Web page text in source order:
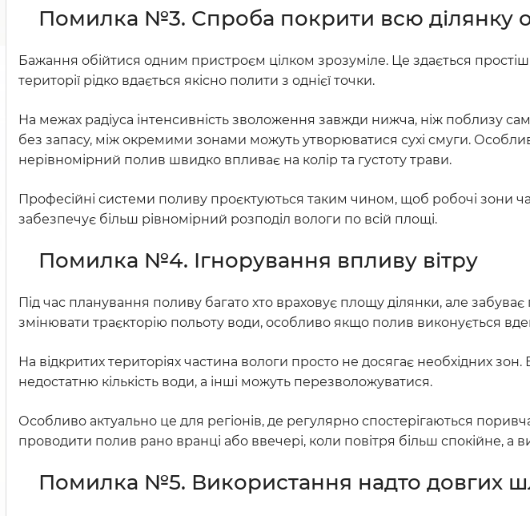
Помилка №3. Спроба покрити всю ділянку
Бажання обійтися одним пристроєм цілком зрозуміле. Це здається
території рідко вдається якісно полити з однієї точки.
На межах радіуса інтенсивність зволоження завжди нижча, ніж поблизу
без запасу, між окремими зонами можуть утворюватися сухі смуги.
нерівномірний полив швидко впливає на колір та густоту трави.
Професійні системи поливу проєктуються таким чином, щоб робочі зони
забезпечує більш рівномірний розподіл вологи по всій площі.
Помилка №4. Ігнорування впливу вітру
Під час планування поливу багато хто враховує площу ділянки, але
змінювати траєкторію польоту води, особливо якщо полив виконується
На відкритих територіях частина вологи просто не досягає необхідних
недостатню кількість води, а інші можуть перезволожуватися.
Особливо актуально це для регіонів, де регулярно спостерігаються
проводити полив рано вранці або ввечері, коли повітря більш спокійне, а
Помилка №5. Використання надто довгих